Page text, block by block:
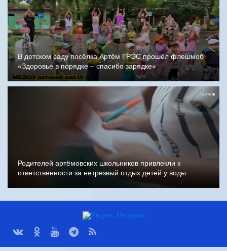
В детском саду посёлка Артём ГРЭС прошёл флешмоб
«Здоровье в порядке – спасибо зарядке»
Родителей артёмовских школьников привлекли к
ответственности за нетрезвый отдых детей у воды